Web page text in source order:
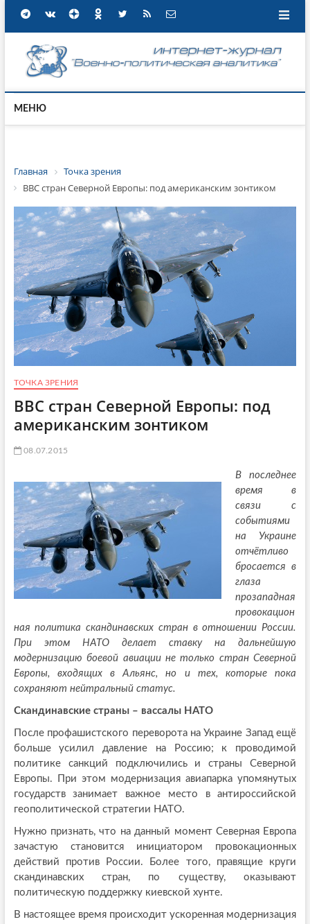
МЕНЮ
Главная
Точка зрения
ВВС стран Северной Европы: под американским зонтиком
ТОЧКА ЗРЕНИЯ
ВВС стран Северной Европы: под
американским зонтиком
08.07.2015
В последнее
время в
связи с
событиями
на Украине
отчётливо
бросается в
глаза
прозападная
провокацион
ная политика скандинавских стран в отношении России.
При этом НАТО делает ставку на дальнейшую
модернизацию боевой авиации не только стран Северной
Европы, входящих в Альянс, но и тех, которые пока
сохраняют нейтральный статус.
Скандинавские страны – вассалы НАТО
После профашистского переворота на Украине Запад ещё
больше усилил давление на Россию; к проводимой
политике санкций подключились и страны Северной
Европы. При этом модернизация авиапарка упомянутых
государств занимает важное место в антироссийской
геополитической стратегии НАТО.
Нужно признать, что на данный момент Северная Европа
зачастую становится инициатором провокационных
действий против России. Более того, правящие круги
скандинавских стран, по существу, оказывают
политическую поддержку киевской хунте.
В настоящее время происходит ускоренная модернизация